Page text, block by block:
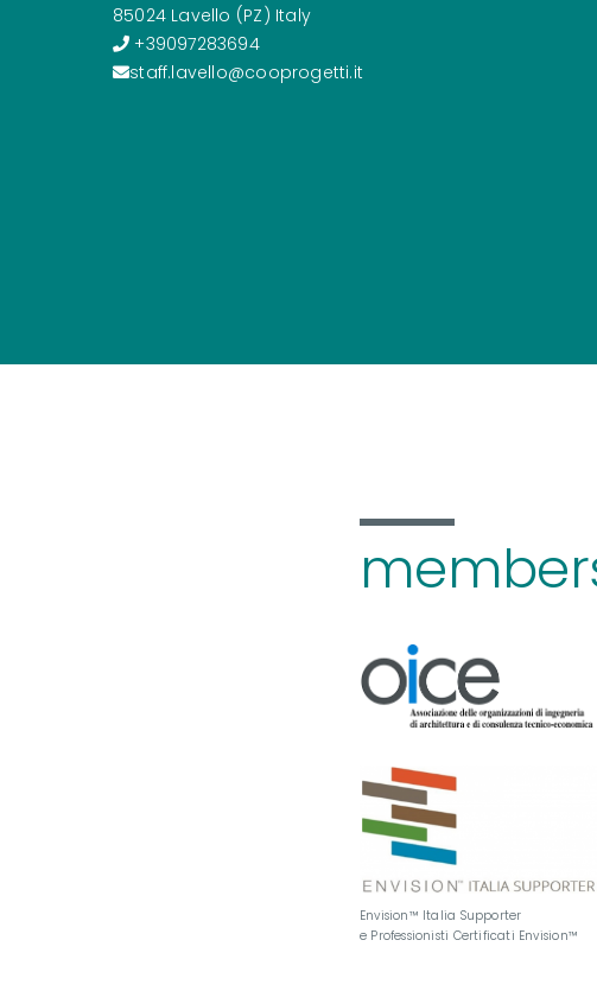
85024 Lavello (PZ) Italy
+39097283694
staff.lavello@cooprogetti.it
Envision™ Italia Supporter
e Professionisti Certificati Envision™